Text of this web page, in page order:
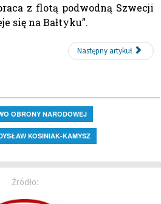
z flotą podwodną Szwecji
się na Bałtyku”.
Następny artykuł
OBRONY NARODOWEJ
KOSINIAK-KAMYSZ
Źródło: